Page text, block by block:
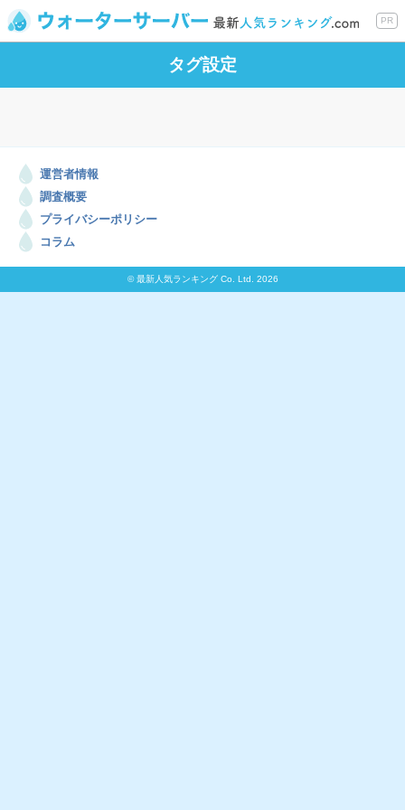
PR
タグ設定
運営者情報
調査概要
プライバシーポリシー
コラム
© 最新人気ランキング Co. Ltd. 2026